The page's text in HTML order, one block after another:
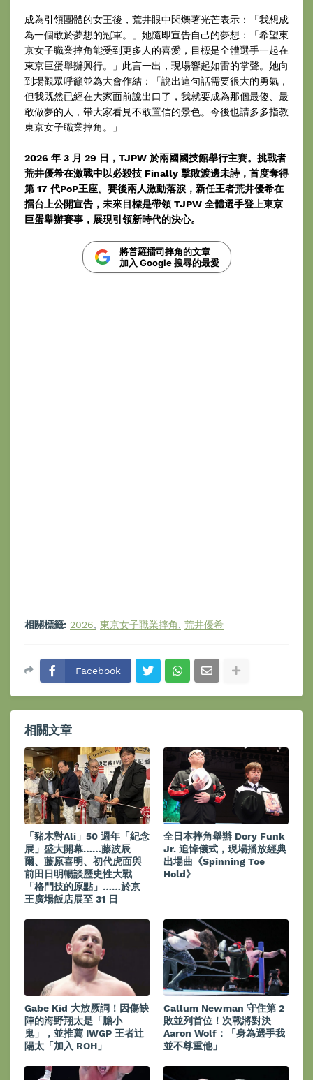
成為引領團體的女王後，荒井眼中閃爍著光芒表示：「我想成
為一個敢於夢想的冠軍。」她隨即宣告自己的夢想：「希望東
京女子職業摔角能受到更多人的喜愛，目標是全體選手一起在
東京巨蛋舉辦興行。」此言一出，現場響起如雷的掌聲。她向
到場觀眾呼籲並為大會作結：「說出這句話需要很大的勇氣，
但我既然已經在大家面前說出口了，我就要成為那個最傻、最
敢做夢的人，帶大家看見不敢置信的景色。今後也請多多指教
東京女子職業摔角。」
2026 年 3 月 29 日，TJPW 於兩國國技館舉行主賽。挑戰者
荒井優希在激戰中以必殺技 Finally 擊敗渡邊未詩，首度奪得
第 17 代PoP王座。賽後兩人激動落淚，新任王者荒井優希在
擂台上公開宣告，未來目標是帶領 TJPW 全體選手登上東京
巨蛋舉辦賽事，展現引領新時代的決心。
將普羅擂司摔角的文章
加入 Google 搜尋的最愛
相關標籤: 2026 東京女子職業摔角 荒井優希
Facebook
相關文章
「豬木對Ali」50 週年「紀念
展」盛大開幕……藤波辰
爾、藤原喜明、初代虎面與
前田日明暢談歷史性大戰
「格鬥技的原點」……於京
王廣場飯店展至 31 日
全日本摔角舉辦 Dory Funk
Jr. 追悼儀式，現場播放經典
出場曲《Spinning Toe
Hold》
Gabe Kid 大放厥詞！因傷缺
陣的海野翔太是「膽小
鬼」，並推薦 IWGP 王者辻
陽太「加入 ROH」
Callum Newman 守住第 2
敗並列首位！次戰將對決
Aaron Wolf：「身為選手我
並不尊重他」